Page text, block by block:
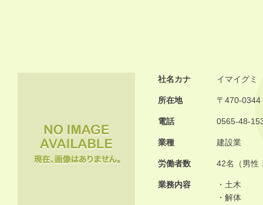
社名カナ イマイグミ
所在地 〒470-0344
電話 0565-48-
業種 建設業
労働者数 42名（男
業務内容
・土木
・解体